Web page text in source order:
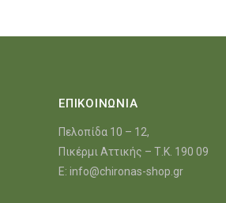
ΕΠΙΚΟΙΝΩΝΙΑ
Πελοπίδα 10 – 12,
Πικέρμι Αττικής – Τ.Κ. 190 09
E: info@chironas-shop.gr